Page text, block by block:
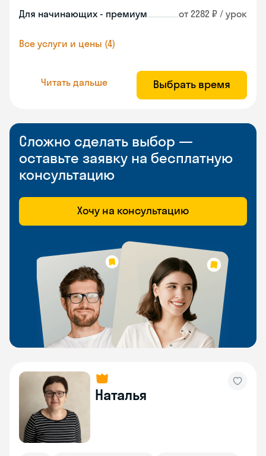
Для начинающих - премиум от 2282 ₽ / урок
Все услуги и цены (4)
Читать дальше Выбрать время
Сложно сделать выбор —
оставьте заявку на бесплатную
консультацию
Хочу на консультацию
Наталья